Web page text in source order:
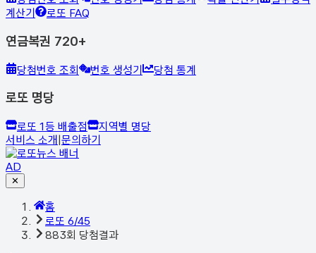
계산기
로또 FAQ
연금복권 720+
당첨번호 조회 번호 생성기 당첨 통계
로또 명당
로또 1등 배출점
지역별 명당
서비스 소개|문의하기
AD
✕
홈
로또 6/45
883회 당첨결과